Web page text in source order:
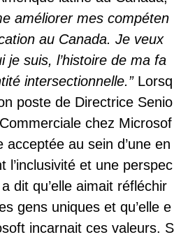
améliorer mes compéten
au Canada. Je veux
je suis, l’histoire de ma fa
intersectionnelle.”Lorsq
poste de Directrice Senio
chez Microsof
acceptée au sein d’une en
l’inclusivité et une perspec
dit qu’elle aimait réfléchir
gens uniques et qu’elle e
incarnait ces valeurs. S